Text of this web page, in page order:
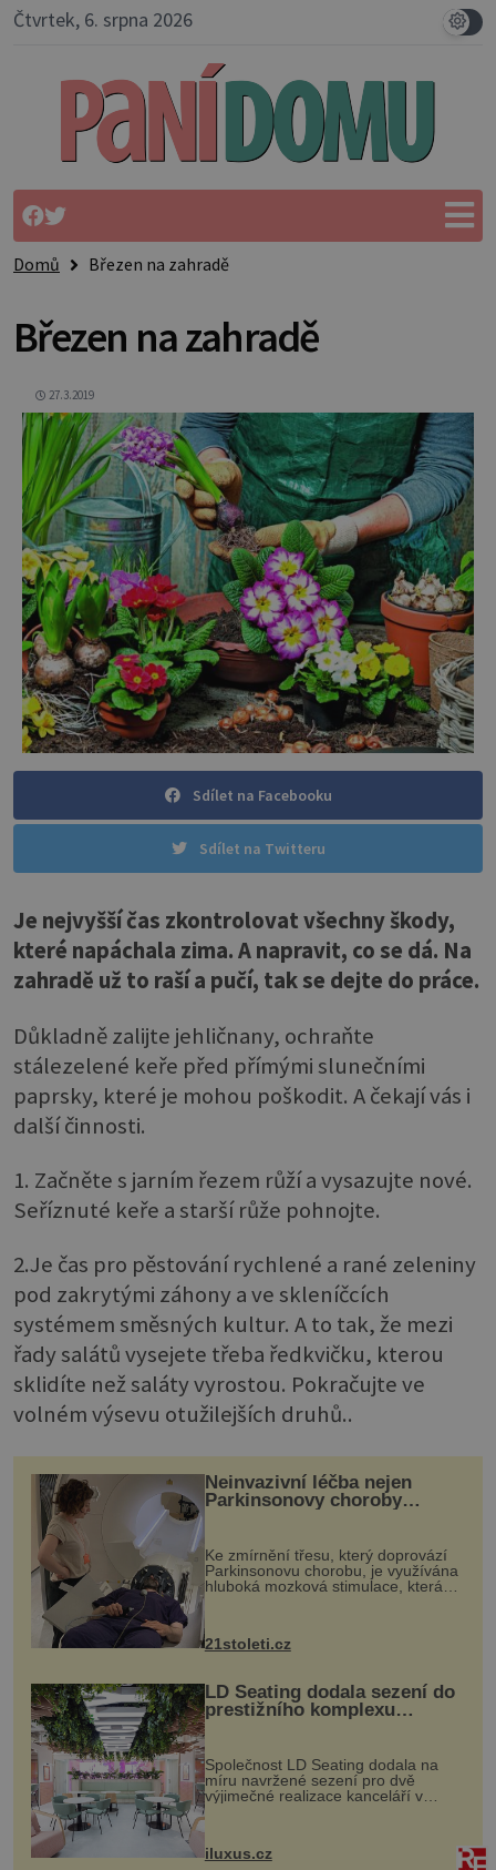
Čtvrtek, 6. srpna 2026
Domů Březen na zahradě
Březen na zahradě
27.3.2019
Sdílet na Facebooku
Sdílet na Twitteru
Je nejvyšší čas zkontrolovat všechny škody,
které napáchala zima. A napravit, co se dá. Na
zahradě už to raší a pučí, tak se dejte do práce.
Důkladně zalijte jehličnany, ochraňte
stálezelené keře před přímými slunečními
paprsky, které je mohou poškodit. A čekají vás i
další činnosti.
1. Začněte s jarním řezem růží a vysazujte nové.
Seříznuté keře a starší růže pohnojte.
2.Je čas pro pěstování rychlené a rané zeleniny
pod zakrytými záhony a ve skleníčcích
systémem směsných kultur. A to tak, že mezi
řady salátů vysejete třeba ředkvičku, kterou
sklidíte než saláty vyrostou. Pokračujte ve
volném výsevu otužilejších druhů..
Neinvazivní léčba nejen
Parkinsonovy choroby
Ke zmírnění třesu, který doprovází
Parkinsonovu chorobu, je využívána
hluboká mozková stimulace, která
však vyžaduje vysoce invazivní
zákrok. Ultrazvuk zase není vhodný
k dostatečně přesnému zacílení ...
21stoleti.cz
LD Seating dodala sezení do
prestižního komplexu
MediaCityUK v Salfordu
Společnost LD Seating dodala na
míru navržené sezení pro dvě
výjimečné realizace kanceláří v
areálu MediaCityUK v anglickém
budov Media...
iluxus.cz